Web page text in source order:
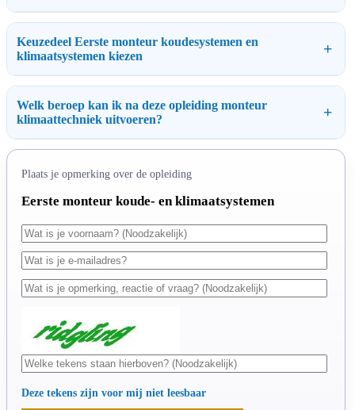
Keuzedeel Eerste monteur koudesystemen en
klimaatsystemen kiezen
Welk beroep kan ik na deze opleiding monteur
klimaattechniek uitvoeren?
Plaats je opmerking over de opleiding
Eerste monteur koude- en klimaatsystemen
Deze tekens zijn voor mij niet leesbaar